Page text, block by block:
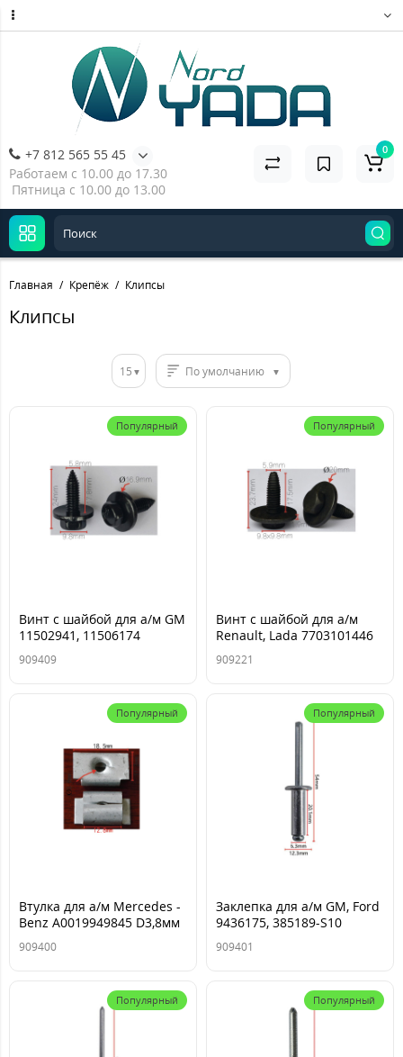
+7 812 565 55 45
Работаем с 10.00 до 17.30
Пятница с 10.00 до 13.00
0
Главная Крепёж Клипсы
Клипсы
15 По умолчанию
Популярный
Винт с шайбой для а/м GM
11502941, 11506174
5,8x17,8x16,9мм ТМ Nord
YADA
909409
Популярный
Винт с шайбой для а/м
Renault, Lada 7703101446
5,9x17,5x20мм ТМ Nord
YADA
909221
Популярный
Втулка для а/м Mercedes -
Benz A0019949845 D3,8мм
909400
Популярный
Заклепка для а/м GM, Ford
9436175, 385189-S10
6,3x20мм ТМ Nord YADA
909401
Популярный Популярный